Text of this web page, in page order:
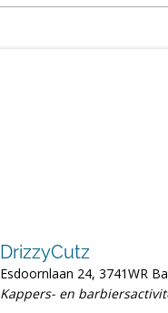
DrizzyCutz
Esdoornlaan 24, 3741WR
Kappers- en